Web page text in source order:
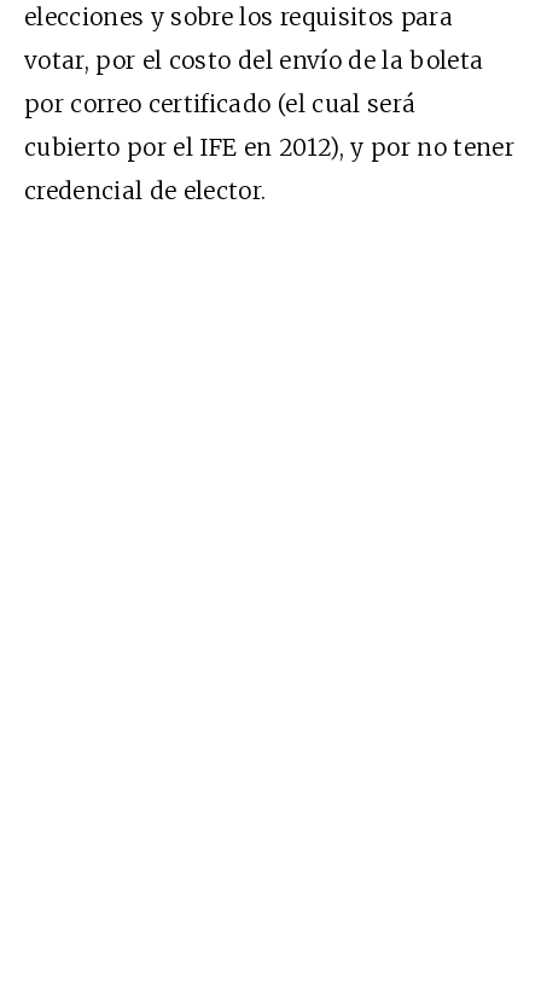
elecciones y sobre los requisitos para
votar, por el costo del envío de la boleta
por correo certificado (el cual será
cubierto por el IFE en 2012), y por no tener
credencial de elector.